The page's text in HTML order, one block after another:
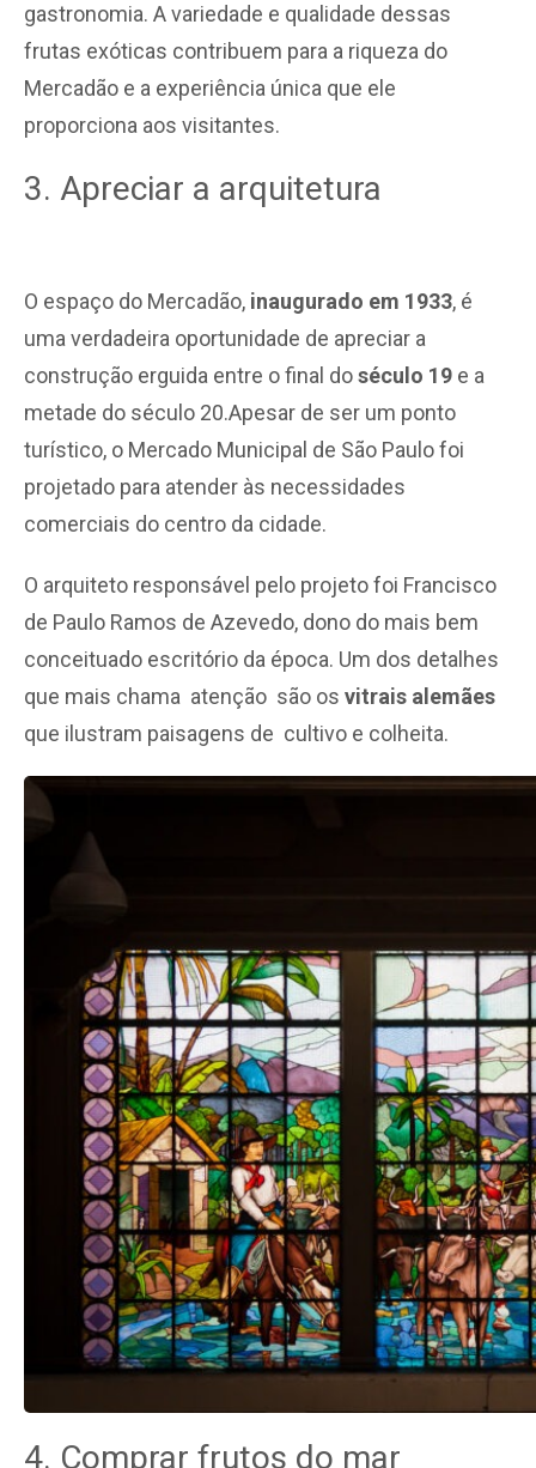
gastronomia. A variedade e qualidade dessas
frutas exóticas contribuem para a riqueza do
Mercadão e a experiência única que ele
proporciona aos visitantes.
3. Apreciar a arquitetura
O espaço do Mercadão, inaugurado em 1933, é
uma verdadeira oportunidade de apreciar a
construção erguida entre o final doséculo 19 e a
metade do século 20.Apesar de ser um ponto
turístico, o Mercado Municipal de São Paulo foi
projetado para atender às necessidades
comerciais do centro da cidade.
O arquiteto responsável pelo projeto foi Francisco
de Paulo Ramos de Azevedo, dono do mais bem
conceituado escritório da época. Um dos detalhes
que mais chama atenção são os vitrais alemães
que ilustram paisagens de cultivo e colheita.
4. Comprar frutos do mar